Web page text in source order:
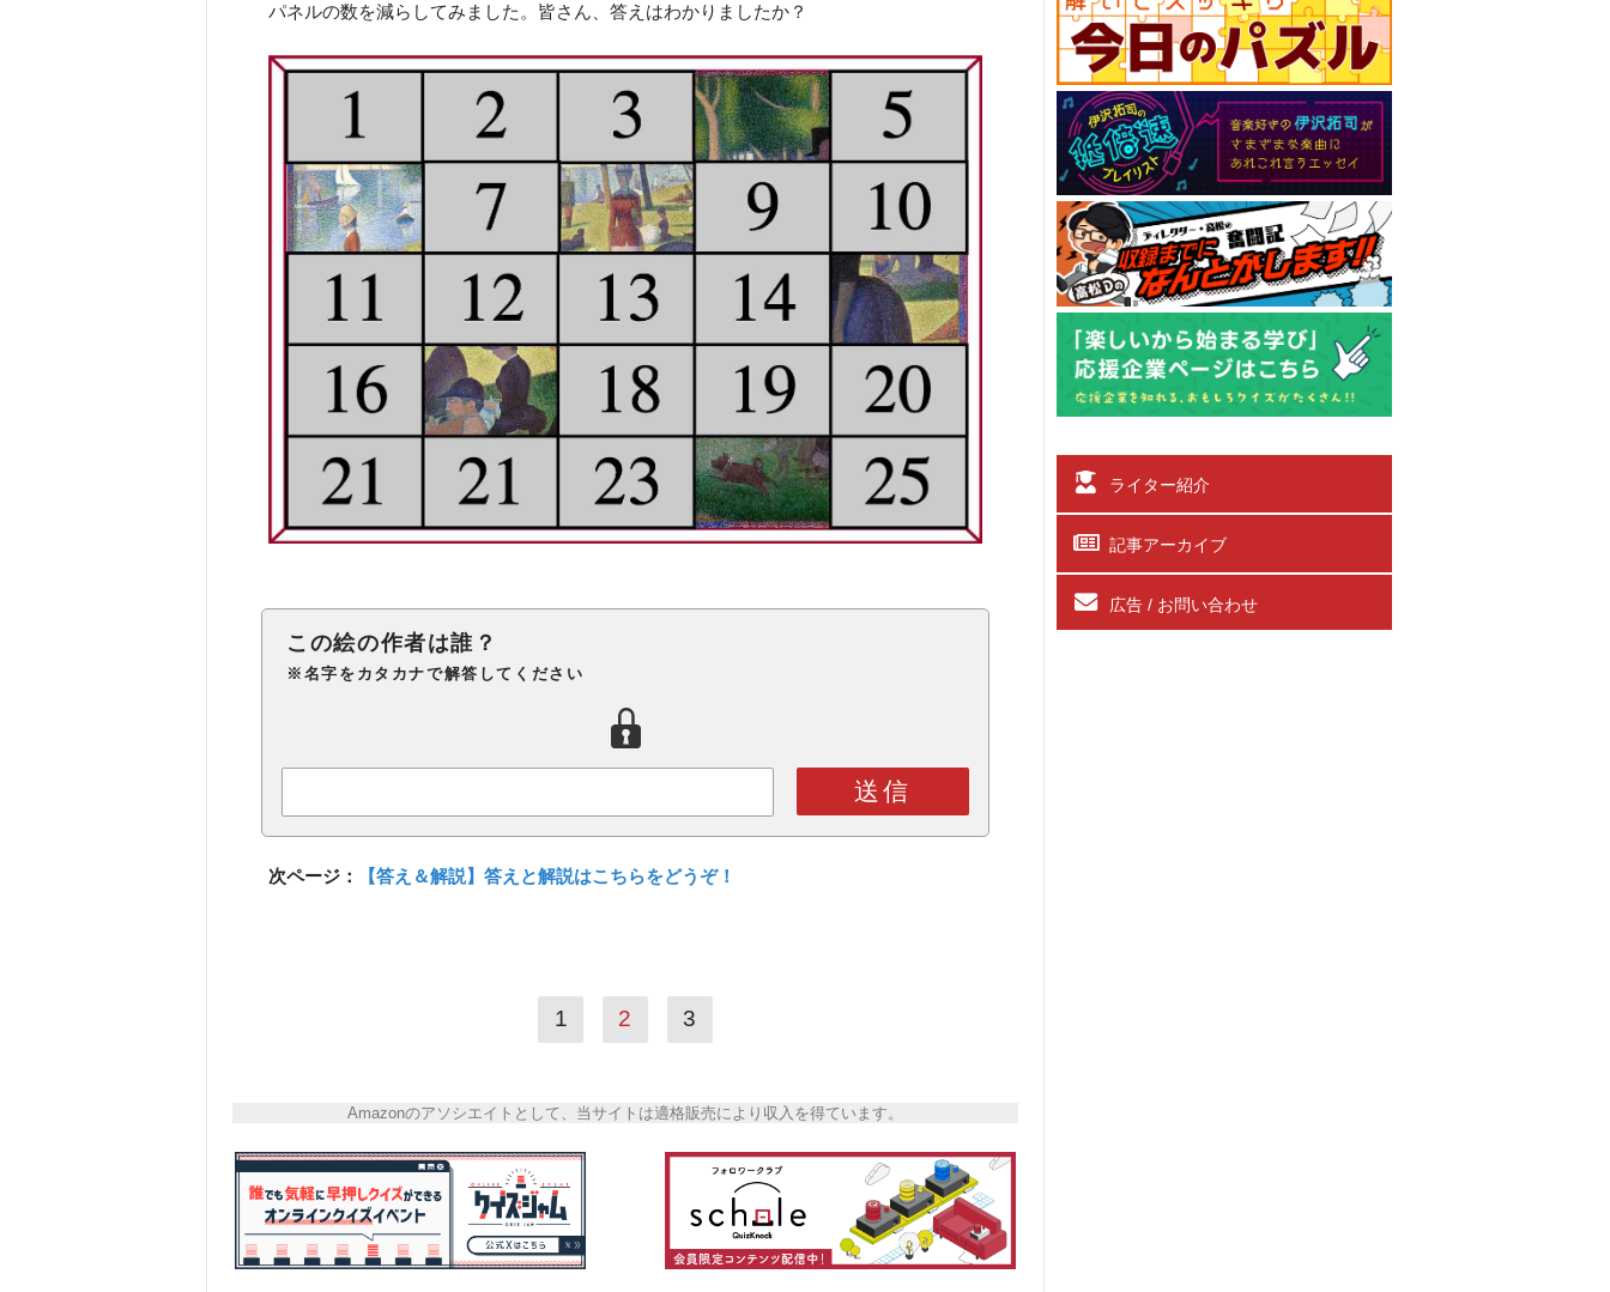
パネルの数を減らしてみました。皆さん、答えはわかりましたか？
※名字をカタカナで解答してください
送信
次ページ： 【答え＆解説】答えと解説はこちらをどうぞ！
1 2 3
Amazonのアソシエイトとして、当サイトは適格販売により収入を得ています。
ライター紹介
記事アーカイブ
広告 / お問い合わせ